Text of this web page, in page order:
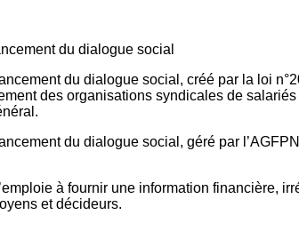
du dialogue social, créé par la loi
des organisations syndicales de
du dialogue social, géré par
à fournir une information financière,
et décideurs.